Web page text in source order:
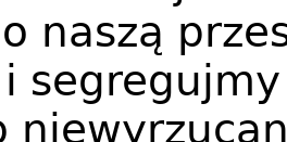
naszą